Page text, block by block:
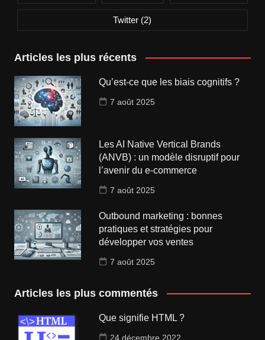
Twitter (2)
Articles les plus récents
Qu’est-ce que les biais cognitifs ?
7 août 2025
Les AI Native Vertical Brands
(ANVB) : un modèle disruptif pour
l’avenir du e-commerce
7 août 2025
Outbound marketing : bonnes
pratiques et stratégies pour
développer vos ventes
7 août 2025
Articles les plus commentés
Que signifie HTML ?
24 décembre 2022